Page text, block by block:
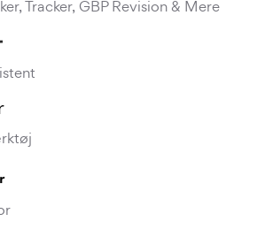
Tracker, GBP Revision & Mere